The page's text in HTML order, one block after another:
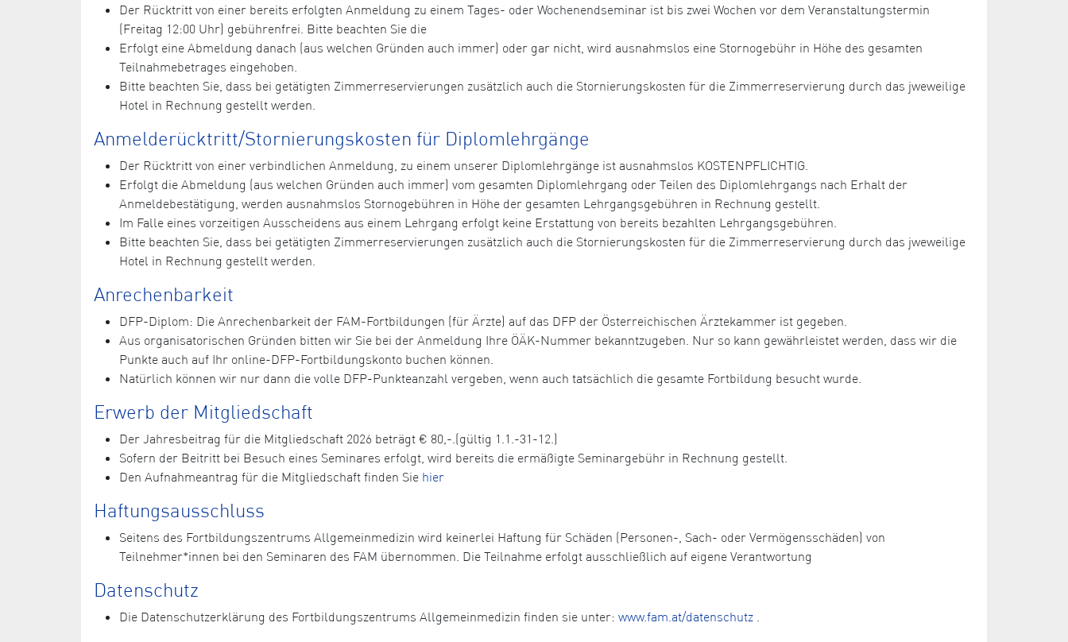
Der Rücktritt von einer bereits erfolgten Anmeldung zu einem Tages- oder Wochenendseminar ist bis zwei Wochen vor dem Veranstaltungstermin
(Freitag 12:00 Uhr) gebührenfrei. Bitte beachten Sie die
Erfolgt eine Abmeldung danach (aus welchen Gründen auch immer) oder gar nicht, wird ausnahmslos eine Stornogebühr in Höhe des gesamten
Teilnahmebetrages eingehoben.
Bitte beachten Sie, dass bei getätigten Zimmerreservierungen zusätzlich auch die Stornierungskosten für die Zimmerreservierung durch das jweweilige
Hotel in Rechnung gestellt werden.
Anmelderücktritt/Stornierungskosten für Diplomlehrgänge
Der Rücktritt von einer verbindlichen Anmeldung, zu einem unserer Diplomlehrgänge ist ausnahmslos KOSTENPFLICHTIG.
Erfolgt die Abmeldung (aus welchen Gründen auch immer) vom gesamten Diplomlehrgang oder Teilen des Diplomlehrgangs nach Erhalt der
Anmeldebestätigung, werden ausnahmslos Stornogebühren in Höhe der gesamten Lehrgangsgebühren in Rechnung gestellt.
Im Falle eines vorzeitigen Ausscheidens aus einem Lehrgang erfolgt keine Erstattung von bereits bezahlten Lehrgangsgebühren.
Bitte beachten Sie, dass bei getätigten Zimmerreservierungen zusätzlich auch die Stornierungskosten für die Zimmerreservierung durch das jweweilige
Hotel in Rechnung gestellt werden.
Anrechenbarkeit
DFP-Diplom: Die Anrechenbarkeit der FAM-Fortbildungen (für Ärzte) auf das DFP der Österreichischen Ärztekammer ist gegeben.
Aus organisatorischen Gründen bitten wir Sie bei der Anmeldung Ihre ÖÄK-Nummer bekanntzugeben. Nur so kann gewährleistet werden, dass wir die
Punkte auch auf Ihr online-DFP-Fortbildungskonto buchen können.
Natürlich können wir nur dann die volle DFP-Punkteanzahl vergeben, wenn auch tatsächlich die gesamte Fortbildung besucht wurde.
Erwerb der Mitgliedschaft
Der Jahresbeitrag für die Mitgliedschaft 2026 beträgt € 80,-.(gültig 1.1.-31-12.)
Sofern der Beitritt bei Besuch eines Seminares erfolgt, wird bereits die ermäßigte Seminargebühr in Rechnung gestellt.
Den Aufnahmeantrag für die Mitgliedschaft finden Sie hier
Haftungsausschluss
Seitens des Fortbildungszentrums Allgemeinmedizin wird keinerlei Haftung für Schäden (Personen-, Sach- oder Vermögensschäden) von
Teilnehmer*innen bei den Seminaren des FAM übernommen. Die Teilnahme erfolgt ausschließlich auf eigene Verantwortung
Datenschutz
Die Datenschutzerklärung des Fortbildungszentrums Allgemeinmedizin finden sie unter: www.fam.at/datenschutz